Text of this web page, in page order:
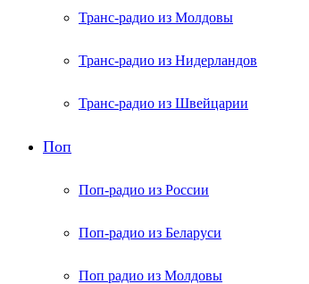
Транс-радио из Молдовы
Транс-радио из Нидерландов
Транс-радио из Швейцарии
Поп
Поп-радио из России
Поп-радио из Беларуси
Поп радио из Молдовы